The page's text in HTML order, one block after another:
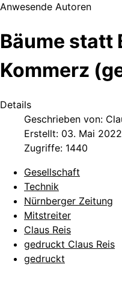
Anwesende Autoren
Bäume statt
Kommerz
Details
Geschrieben von:
Erstellt: 03. Mai 2022
Zugriffe: 1440
Gesellschaft
Technik
Nürnberger Zeitung
Mitstreiter
Claus Reis
gedruckt Claus Reis
gedruckt